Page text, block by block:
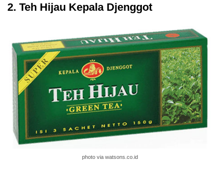
2. Teh Hijau Kepala Djenggot
photo via watsons.co.id